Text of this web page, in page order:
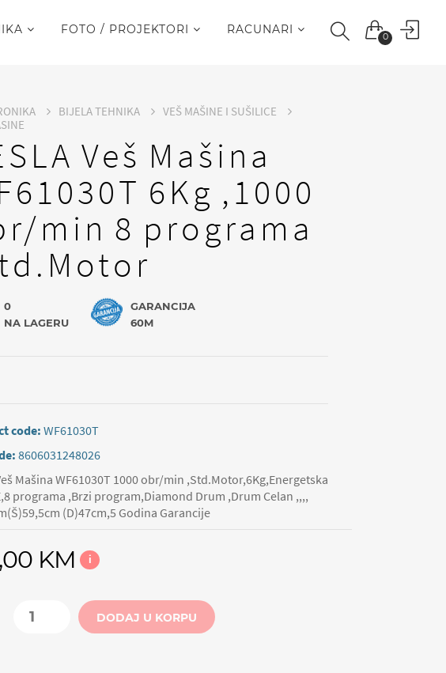
0
FOTO / PROJEKTORI RACUNARI
BIJELA TEHNIKA
VEŠ MAŠINE I SUŠILICE
Veš Mašina
6Kg ,1000
min 8 programa
0
NA LAGERU
GARANCIJA
60M
code:WF61030T
8606031248026
Mašina WF61030T 1000 obr/min ,Std.Motor,6Kg,Energetska
programa ,Brzi program,Diamond Drum ,Drum Celan ,,,,
(D)47cm,5 Godina Garancije
KM i
DODAJ U KORPU